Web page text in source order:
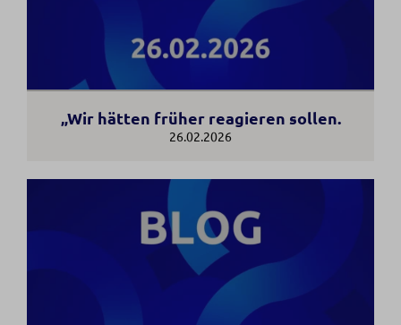
„Wir hätten früher reagieren sollen.
26.02.2026